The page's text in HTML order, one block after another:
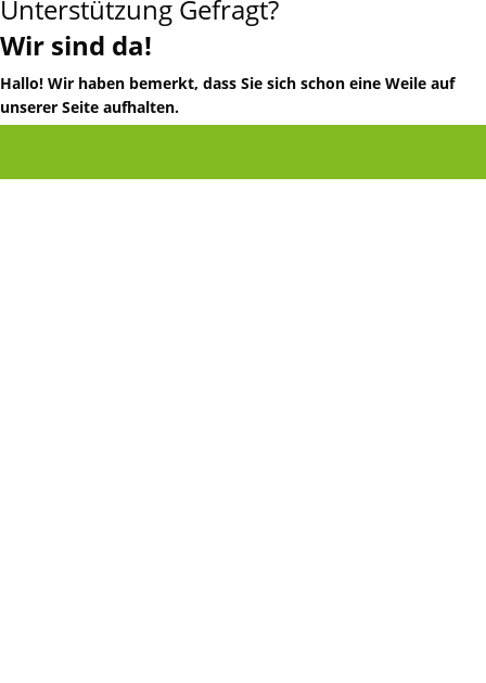
Unterstützung Gefragt?
Wir sind da!
Hallo! Wir haben bemerkt, dass Sie sich schon eine Weile auf
unserer Seite aufhalten.